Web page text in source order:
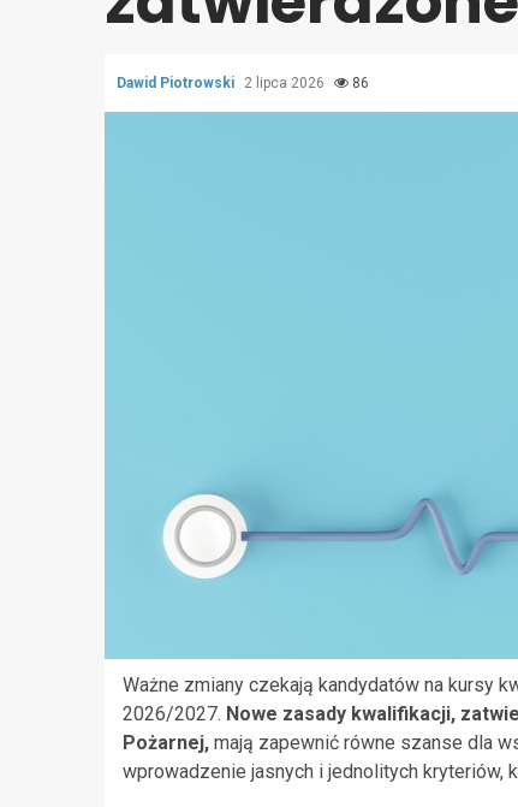
Dawid Piotrowski 2 lipca 2026 86
Ważne zmiany czekają kandydatów na kursy
2026/2027. Nowe zasady kwalifikacji,
Pożarnej, mają zapewnić równe szanse dla
wprowadzenie jasnych i jednolitych kryteriów,